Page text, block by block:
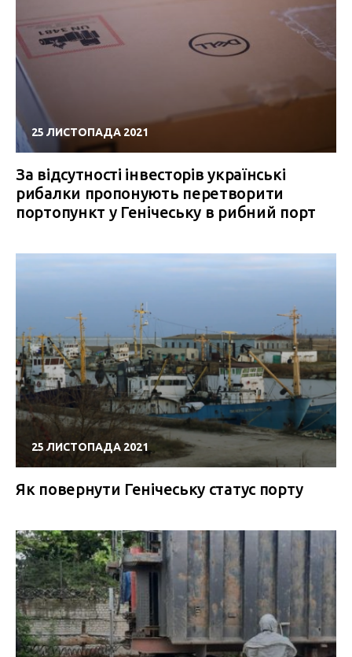
25 ЛИСТОПАДА 2021
За відсутності інвесторів українські
рибалки пропонують перетворити
портопункт у Генічеську в рибний порт
25 ЛИСТОПАДА 2021
Як повернути Генічеську статус порту